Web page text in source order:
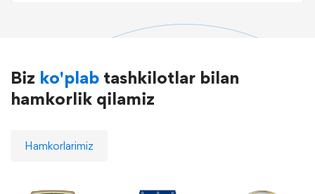
Biz ko'plab tashkilotlar bilan
hamkorlik qilamiz
Hamkorlarimiz